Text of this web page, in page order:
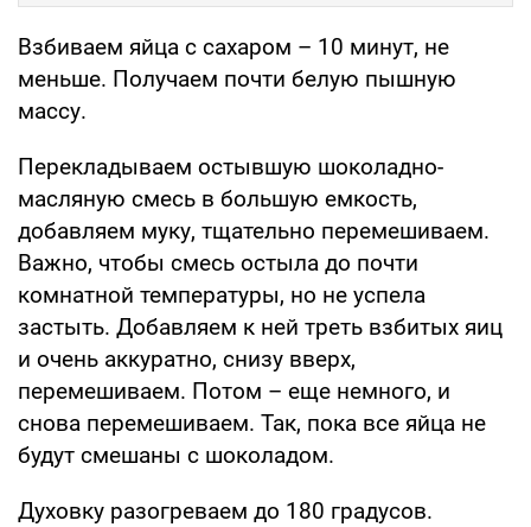
Взбиваем яйца с сахаром – 10 минут, не
меньше. Получаем почти белую пышную
массу.
Перекладываем остывшую шоколадно-
масляную смесь в большую емкость,
добавляем муку, тщательно перемешиваем.
Важно, чтобы смесь остыла до почти
комнатной температуры, но не успела
застыть. Добавляем к ней треть взбитых яиц
и очень аккуратно, снизу вверх,
перемешиваем. Потом – еще немного, и
снова перемешиваем. Так, пока все яйца не
будут смешаны с шоколадом.
Духовку разогреваем до 180 градусов.